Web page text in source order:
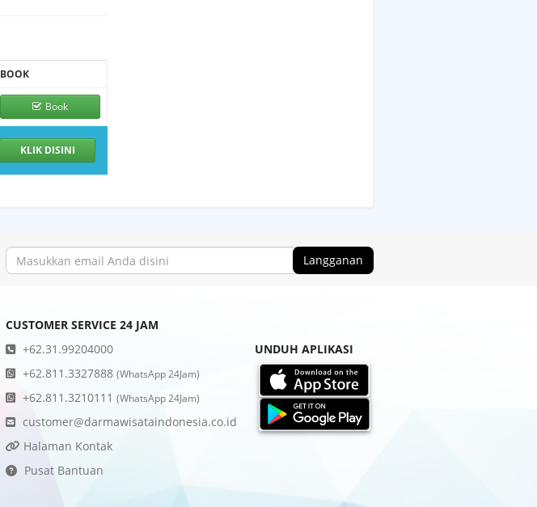
BOOK
Book
KLIK DISINI
CUSTOMER SERVICE 24 JAM
+62.31.99204000
+62.811.3327888 (WhatsApp 24Jam)
+62.811.3210111 (WhatsApp 24Jam)
customer@darmawisataindonesia.co.id
Halaman Kontak
Pusat Bantuan
UNDUH APLIKASI